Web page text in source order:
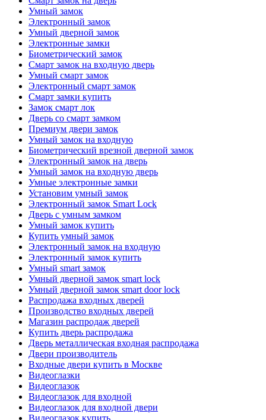
Умный замок
Электронный замок
Умный дверной замок
Электронные замки
Биометрический замок
Смарт замок на входную дверь
Умный смарт замок
Электронный смарт замок
Смарт замки купить
Замок смарт лок
Дверь со смарт замком
Премиум двери замок
Умный замок на входную
Биометрический врезной дверной замок
Электронный замок на дверь
Умный замок на входную дверь
Умные электронные замки
Установим умный замок
Электронный замок Smart Lock
Дверь с умным замком
Умный замок купить
Купить умный замок
Электронный замок на входную
Электронный замок купить
Умный smart замок
Умный дверной замок smart lock
Умный дверной замок smart door lock
Распродажа входных дверей
Производство входных дверей
Магазин распродаж дверей
Купить дверь распродажа
Дверь металлическая входная распродажа
Двери производитель
Входные двери купить в Москве
Видеоглазки
Видеоглазок
Видеоглазок для входной
Видеоглазок для входной двери
Видеоглазок купить